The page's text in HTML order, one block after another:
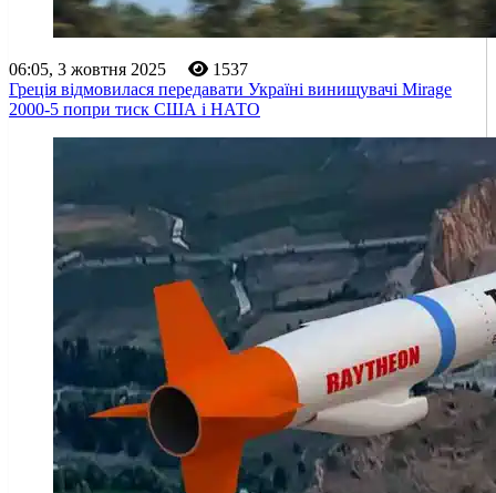
06:05, 3 жовтня 2025
1537
Греція відмовилася передавати Україні винищувачі Mirage
2000-5 попри тиск США і НАТО